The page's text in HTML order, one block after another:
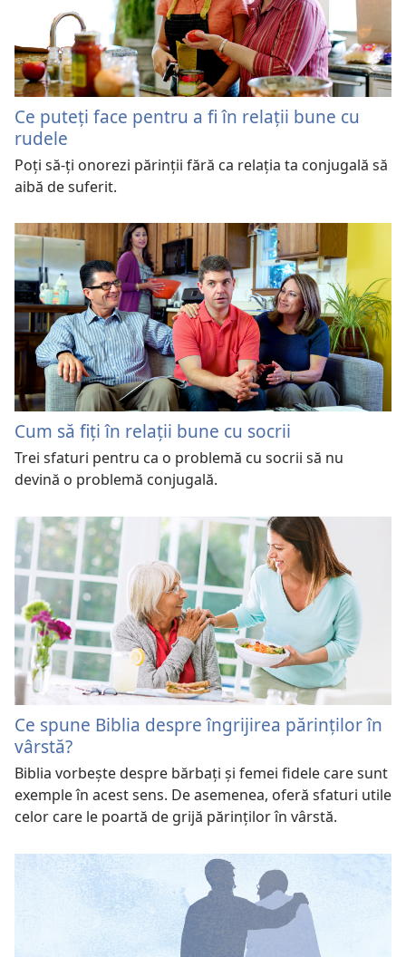
Ce puteţi face pentru a fi în relaţii bune cu
rudele
Poţi să-ţi onorezi părinţii fără ca relaţia ta conjugală să
aibă de suferit.
Cum să fiţi în relaţii bune cu socrii
Trei sfaturi pentru ca o problemă cu socrii să nu
devină o problemă conjugală.
Ce spune Biblia despre îngrijirea părinților în
vârstă?
Biblia vorbește despre bărbați și femei fidele care sunt
exemple în acest sens. De asemenea, oferă sfaturi utile
celor care le poartă de grijă părinților în vârstă.